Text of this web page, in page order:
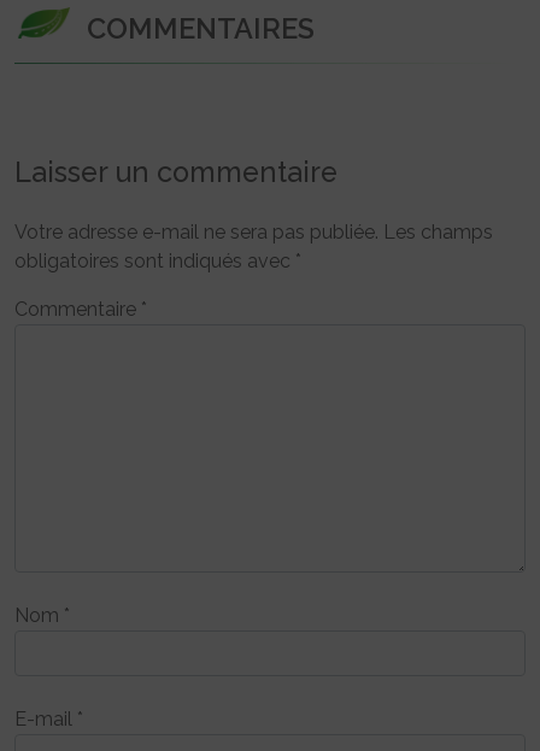
COMMENTAIRES
Laisser un commentaire
Votre adresse e-mail ne sera pas publiée. Les champs
obligatoires sont indiqués avec *
Commentaire *
Nom *
E-mail *